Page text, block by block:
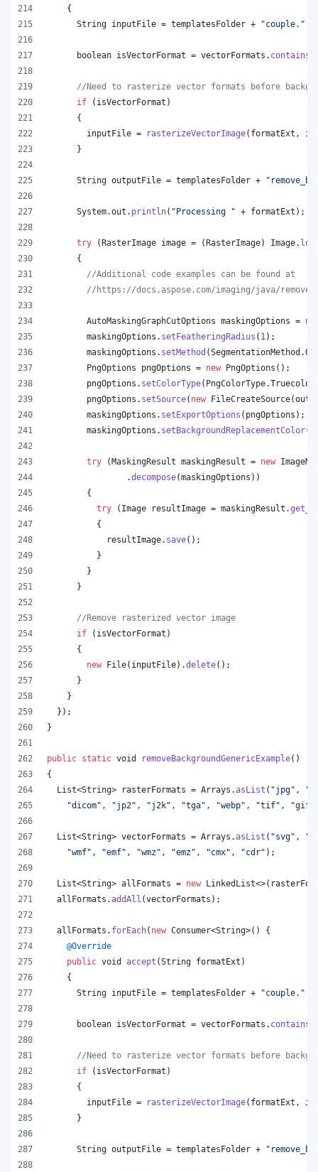
    {
String inputFile = templatesFolder + "couple."
boolean isVectorFormat = vectorFormats . contains
//Need to rasterize vector formats before
if ( isVectorFormat )
      {
inputFile = rasterizeVectorImage( formatExt ,
      }
String outputFile = templatesFolder +
System.out . println( "Processing " + formatExt );
try (RasterImage image = (RasterImage) Image.
      {
//Additional code examples can be found at
//https://docs.aspose.com/imaging/java/remove-
AutoMaskingGraphCutOptions maskingOptions =
maskingOptions . setFeatheringRadius ( 1 );
maskingOptions . setMethod (SegmentationMethod .
PngOptions
pngOptions = new PngOptions ();
pngOptions . setColorType( PngColorType.
pngOptions . setSource( new FileCreateSource(
maskingOptions . setExportOptions ( pngOptions );
maskingOptions . setBackgroundReplacementColor(
try (MaskingResult maskingResult = new
                .
decompose(maskingOptions ))
        {
try ( Image resultImage = maskingResult .
          {
resultImage. save();
          }
        }
      }
//Remove rasterized vector image
if ( isVectorFormat )
      {
new File( inputFile).delete();
      }
    }
  });
}
public static void removeBackgroundGenericExample()
{
List<String> rasterFormats = Arrays .asList ( "jpg" ,
"dicom" , "jp2" , "j2k" , "tga" , "webp" , "tif" , "gif"
List<String> vectorFormats = Arrays .asList ( "svg" ,
"wmf" , "emf" , "wmz" , "emz" , "cmx" , "cdr" );
List<String> allFormats = new LinkedList<>(
allFormats .addAll (vectorFormats );
allFormats . forEach( new Consumer<String>() {
@Override
public void accept (String formatExt )
    {
String inputFile = templatesFolder + "couple."
boolean isVectorFormat = vectorFormats . contains
//Need to rasterize vector formats before
if ( isVectorFormat )
      {
inputFile = rasterizeVectorImage( formatExt ,
      }
String outputFile = templatesFolder +